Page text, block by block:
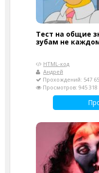
Тест на общие
зубам не
HTML-код
Андрей
Прохождений: 547
Просмотров: 945 318